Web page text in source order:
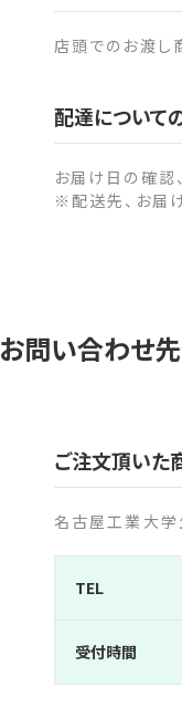
店頭でのお渡し
配達について
お届け日の確認
※配送先、お届
お問い合わせ
ご注文頂いた
名古屋工業大学
TEL
受付時間